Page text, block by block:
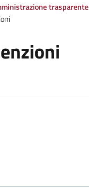
trasparente